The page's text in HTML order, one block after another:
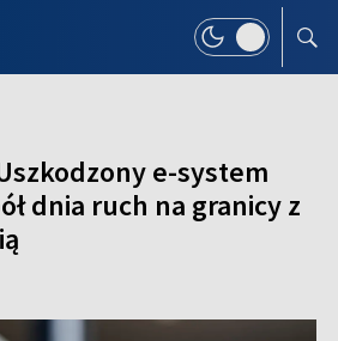
e-system
dnia ruch na granicy z